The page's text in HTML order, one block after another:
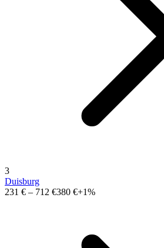
3
Duisburg
231 € – 712 €380 €+1%